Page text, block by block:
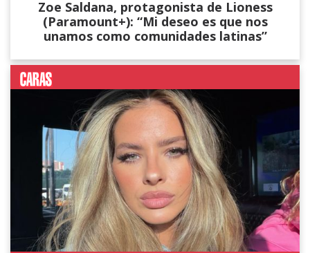
Zoe Saldana, protagonista de Lioness
(Paramount+): “Mi deseo es que nos
unamos como comunidades latinas”